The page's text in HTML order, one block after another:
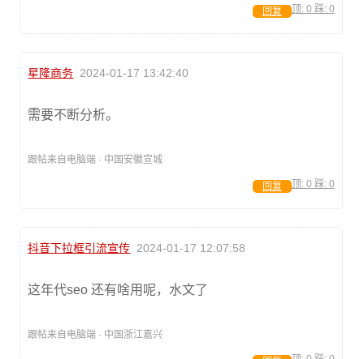
顶: 0 踩: 0
回复
星隆商务 2024-01-17 13:42:40
需要不断分析。
跟帖来自电脑端 · 中国安徽宣城
顶: 0 踩: 0
回复
抖音下拉框引流宣传 2024-01-17 12:07:58
这年代seo 还有啥用呢，水文了
跟帖来自电脑端 · 中国浙江嘉兴